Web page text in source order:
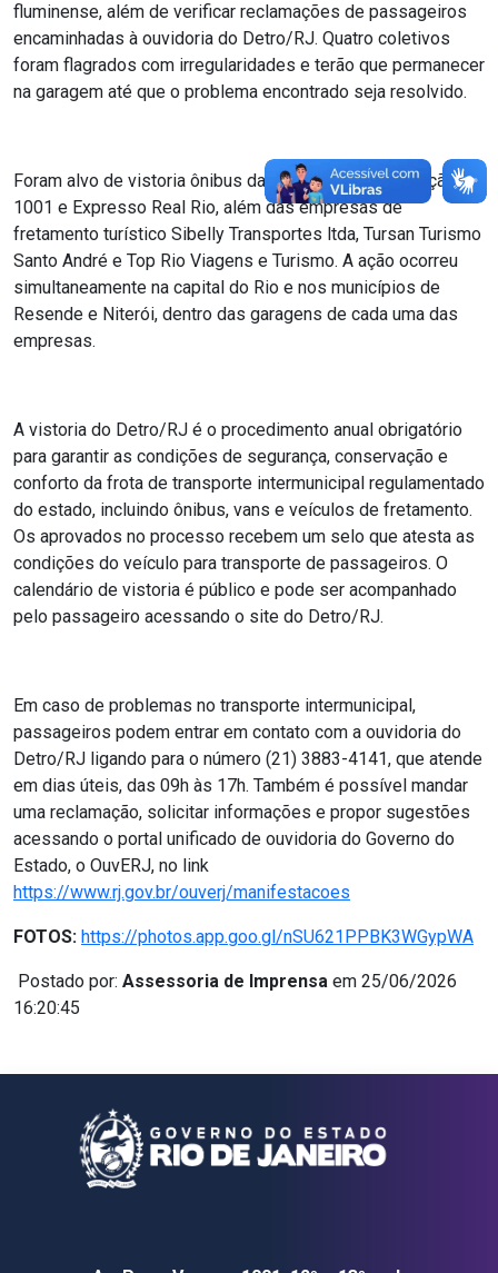
fluminense, além de verificar reclamações de passageiros
encaminhadas à ouvidoria do Detro/RJ. Quatro coletivos
foram flagrados com irregularidades e terão que permanecer
na garagem até que o problema encontrado seja resolvido.
Foram alvo de vistoria ônibus das empresas Auto Viação
1001 e Expresso Real Rio, além das empresas de
fretamento turístico Sibelly Transportes ltda, Tursan Turismo
Santo André e Top Rio Viagens e Turismo. A ação ocorreu
simultaneamente na capital do Rio e nos municípios de
Resende e Niterói, dentro das garagens de cada uma das
empresas.
A vistoria do Detro/RJ é o procedimento anual obrigatório
para garantir as condições de segurança, conservação e
conforto da frota de transporte intermunicipal regulamentado
do estado, incluindo ônibus, vans e veículos de fretamento.
Os aprovados no processo recebem um selo que atesta as
condições do veículo para transporte de passageiros. O
calendário de vistoria é público e pode ser acompanhado
pelo passageiro acessando o site do Detro/RJ.
Em caso de problemas no transporte intermunicipal,
passageiros podem entrar em contato com a ouvidoria do
Detro/RJ ligando para o número (21) 3883-4141, que atende
em dias úteis, das 09h às 17h. Também é possível mandar
uma reclamação, solicitar informações e propor sugestões
acessando o portal unificado de ouvidoria do Governo do
Estado, o OuvERJ, no link
https://www.rj.gov.br/ouverj/manifestacoes
FOTOS: https://photos.app.goo.gl/nSU621PPBK3WGypWA
Postado por: Assessoria de Imprensa em 25/06/2026
16:20:45